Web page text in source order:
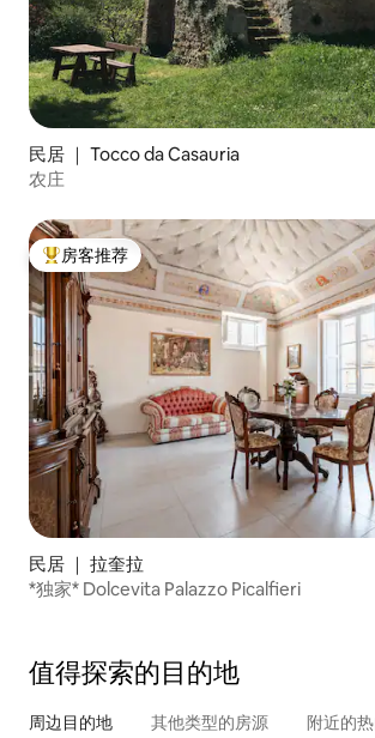
民居 ｜ Tocco da Casauria
农庄
热门「房客推荐」
房客推荐
民居 ｜ 拉奎拉
*独家* Dolcevita Palazzo Picalfieri
值得探索的目的地
周边目的地 其他类型的房源 附近的